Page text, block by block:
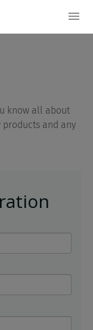
know all about
and any